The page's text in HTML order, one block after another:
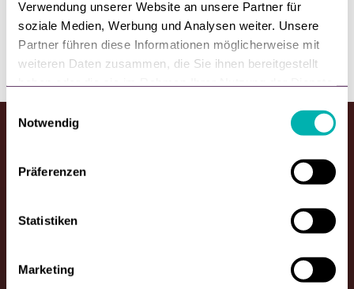
Verwendung unserer Website an unsere Partner für
soziale Medien, Werbung und Analysen weiter. Unsere
Partner führen diese Informationen möglicherweise mit
weiteren Daten zusammen, die Sie ihnen bereitgestellt
E
Notwendig
Präferenzen
Statistiken
Marketing
Melden Sie sich bei uns